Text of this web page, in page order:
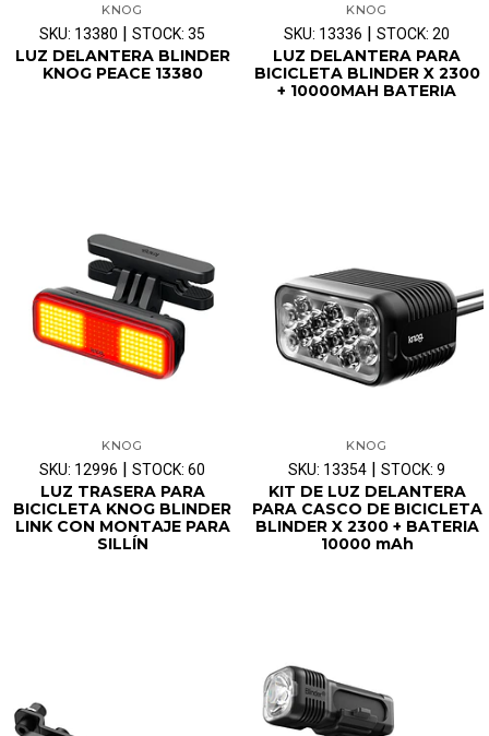
KNOG
SKU: 13380 | STOCK: 35
LUZ DELANTERA BLINDER
KNOG PEACE 13380
KNOG
SKU: 13336 | STOCK: 20
LUZ DELANTERA PARA
BICICLETA BLINDER X 2300
+ 10000MAH BATERIA
KNOG
SKU: 12996 | STOCK: 60
LUZ TRASERA PARA
BICICLETA KNOG BLINDER
LINK CON MONTAJE PARA
SILLÍN
KNOG
SKU: 13354 | STOCK: 9
KIT DE LUZ DELANTERA
PARA CASCO DE BICICLETA
BLINDER X 2300 + BATERIA
10000 mAh